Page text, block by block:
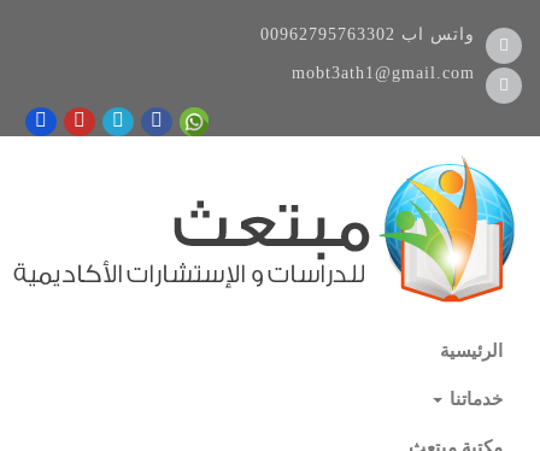
00962795763302 واتس اب
mobt3ath1@gmail.com
الرئيسية
خدماتنا
مكتبة مبتعث